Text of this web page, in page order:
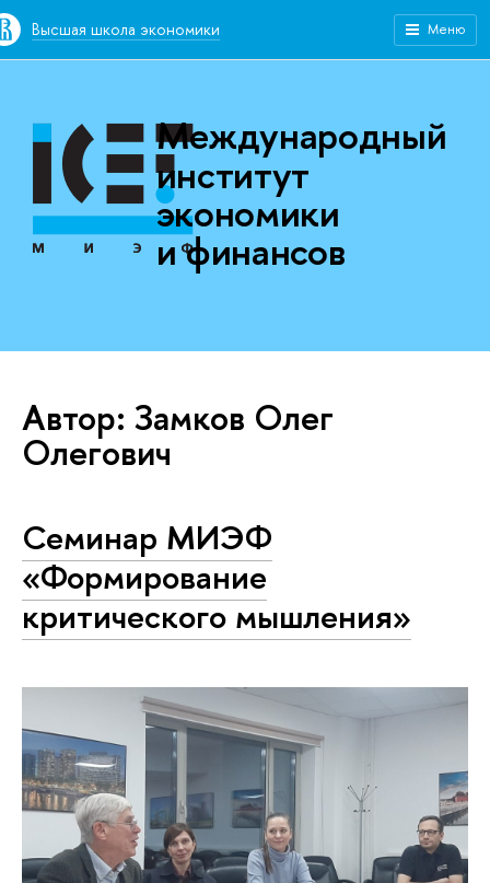
Высшая школа экономики Меню
Международный
институт
экономики
и финансов
Автор: Замков Олег
Олегович
Семинар МИЭФ
«Формирование
критического мышления»